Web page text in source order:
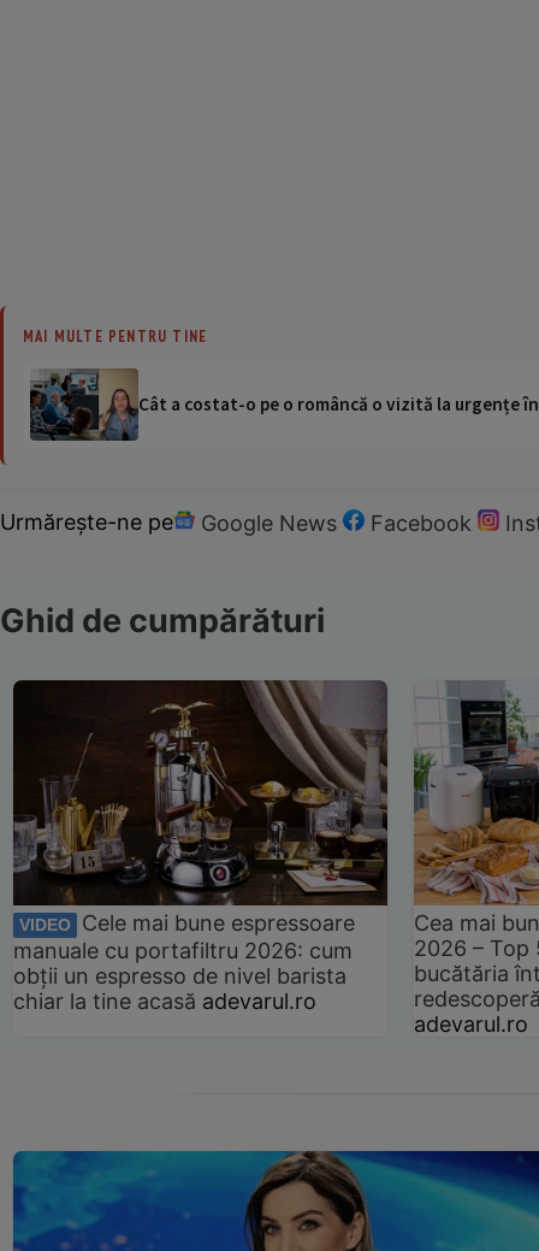
MAI MULTE PENTRU TINE
Cât a costat-o pe o româncă o vizită la urgențe
Urmărește-ne pe Google News Facebook
Ghid de cumpărături
VIDEO
Cele mai bune espressoare
manuale cu portafiltru 2026: cum
obții un espresso de nivel barista
chiar la tine acasă adevarul.ro
Cea mai
2026 –
bucătăria
adevarul.ro